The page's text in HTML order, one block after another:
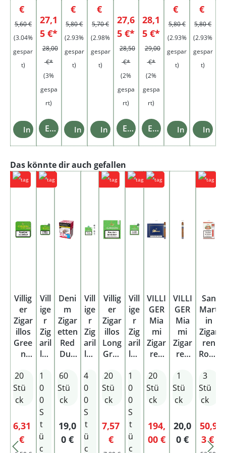
€
Regulärer Preis:
5,60 €
(3.04%
gespar
t)
In den Warenkorb
27,1
5 €*
28,00
€*
(3%
gespa
rt)
Einzelheiten
€
Regulärer Preis:
5,80 €
(2.93%
gespar
t)
In den Warenkorb
€
Regulärer Preis:
5,70 €
(2.98%
gespar
t)
In den Warenkorb
ge
27,6
5 €*
28,50
€*
(2%
gespa
rt)
Einzelheiten
28,1
5 €*
29,00
€*
(2%
gespa
rt)
Einzelheiten
€
Regulärer Preis:
5,80 €
(2.93%
gespar
t)
In den
€
5,80 €
(2.93%
gespar
t)
In
Produktgalerie überspringen
Das könnte dir auch gefallen
Villig
er
Zigar
illos
Gree
n
M
mit
Filter
20
Stü
ck
Verkaufspreis:
6,31
€
Regulärer Preis:
Vill
ige
r
Zig
aril
los
ee
n
Mi
ni
M
mit
Filt
1
0
0
S
t
ü
c
Deni
m
Zigar
etten
Red
Duo
5XL
60
Stü
ck
Regulärer Preis:
19,0
0 €
Vill
ige
r
Zig
aril
los
x
Lo
ng
Gr
ee
Filt
4
0
0
S
t
ü
c
Villig
er
Zigar
illos
Long
Gree
mit
Filter
20
Stü
ck
Verkaufspreis:
7,57
€
Regulärer Preis:
Vill
ige
r
Zig
aril
los
ng
Gr
ee
n
M
mit
Filt
1
0
0
S
t
ü
c
VILLI
GER
Mia
mi
Zigar
ren
roso
Kiste
20
Stü
ck
Verkaufspreis:
194,
00 €
Regulärer Preis:
VILLI
GER
Mia
mi
Zigar
ren
roso
Einze
lstüc
1
Stü
ck
Regulärer
20,0
0 €
San
Mart
in
Zigar
ren
Robu
Tubo
3
Stü
ck
50,9
3 €